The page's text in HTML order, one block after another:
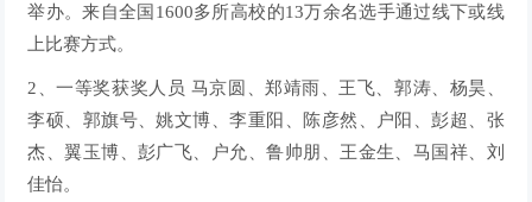
举办。来自全国1600多所高校的13万余名选手通过线下或线
上比赛方式。
2、一等奖获奖人员 马京圆、郑靖雨、王飞、郭涛、杨昊、
李硕、郭旗号、姚文博、李重阳、陈彦然、户阳、彭超、张
杰、翼玉博、彭广飞、户允、鲁帅朋、王金生、马国祥、刘
佳怡。